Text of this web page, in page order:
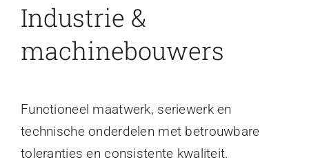
Industrie &
machinebouwers
Functioneel maatwerk, seriewerk en
technische onderdelen met betrouwbare
toleranties en consistente kwaliteit.